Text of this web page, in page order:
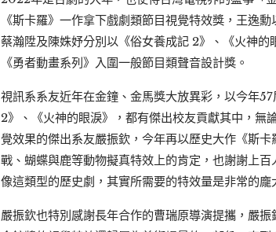
《斯卡羅》一作拿下戲劇類節目視覺特效獎，王逸
蔡瀚陞及陳姝妤分別以《俗女養成記 2》、《火神
《勇者動畫系列》入圍一般節目類聲音設計獎。
視訊系系友近年在金鐘、金馬獎大放異彩，以今年
2》、《火神的眼淚》，都有傑出校友貢獻其中，無
覺效果的傑出系友嚴振欽，今年再以歷史大作《斯
戰、蝴蝶與鹿等動物擬真特效上的肯定，也謝謝上
像這類型的歷史劇，其實所需要的特效量是非常的
嚴振欽也特別感謝長年合作的曹瑞原導演提攜，嚴